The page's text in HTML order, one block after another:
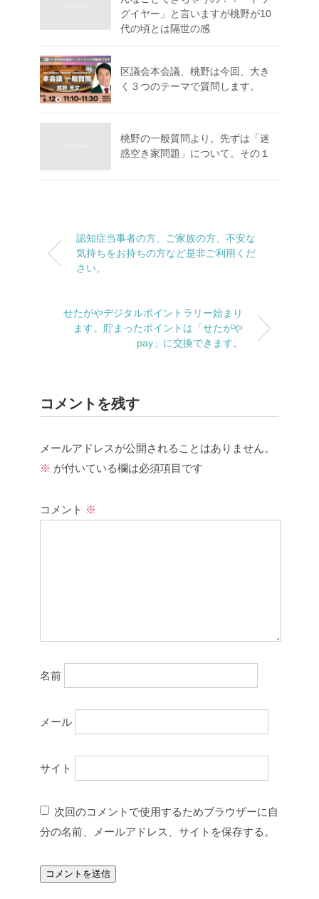
グイヤー」と言いますが桃野が10
代の頃とは隔世の感
区議会本会議、桃野は今回、大き
く３つのテーマで質問します。
桃野の一般質問より。先ずは「迷
惑空き家問題」について。その１
認知症当事者の方、ご家族の方、不安な
気持ちをお持ちの方など是非ご利用くだ
さい。
せたがやデジタルポイントラリー始まり
ます。貯まったポイントは「せたがや
pay」に交換できます。
コメントを残す
メールアドレスが公開されることはありません。
※ が付いている欄は必須項目です
コメント ※
名前
メール
サイト
次回のコメントで使用するためブラウザーに自
分の名前、メールアドレス、サイトを保存する。